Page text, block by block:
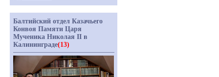
Балтийский отдел Казачьего
Конвоя Памяти Царя
Мученика Николая II в
Калининграде(13)